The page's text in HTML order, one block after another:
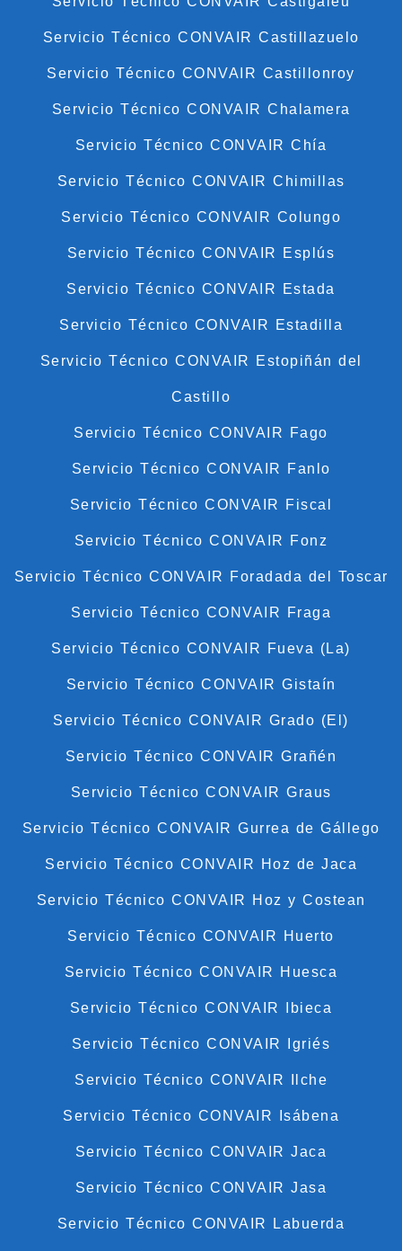
Servicio Técnico CONVAIR Castillazuelo
Servicio Técnico CONVAIR Castillonroy
Servicio Técnico CONVAIR Chalamera
Servicio Técnico CONVAIR Chía
Servicio Técnico CONVAIR Chimillas
Servicio Técnico CONVAIR Colungo
Servicio Técnico CONVAIR Esplús
Servicio Técnico CONVAIR Estada
Servicio Técnico CONVAIR Estadilla
Servicio Técnico CONVAIR Estopiñán del
Castillo
Servicio Técnico CONVAIR Fago
Servicio Técnico CONVAIR Fanlo
Servicio Técnico CONVAIR Fiscal
Servicio Técnico CONVAIR Fonz
Servicio Técnico CONVAIR Foradada del Toscar
Servicio Técnico CONVAIR Fraga
Servicio Técnico CONVAIR Fueva (La)
Servicio Técnico CONVAIR Gistaín
Servicio Técnico CONVAIR Grado (El)
Servicio Técnico CONVAIR Grañén
Servicio Técnico CONVAIR Graus
Servicio Técnico CONVAIR Gurrea de Gállego
Servicio Técnico CONVAIR Hoz de Jaca
Servicio Técnico CONVAIR Hoz y Costean
Servicio Técnico CONVAIR Huerto
Servicio Técnico CONVAIR Huesca
Servicio Técnico CONVAIR Ibieca
Servicio Técnico CONVAIR Igriés
Servicio Técnico CONVAIR Ilche
Servicio Técnico CONVAIR Isábena
Servicio Técnico CONVAIR Jaca
Servicio Técnico CONVAIR Jasa
Servicio Técnico CONVAIR Labuerda